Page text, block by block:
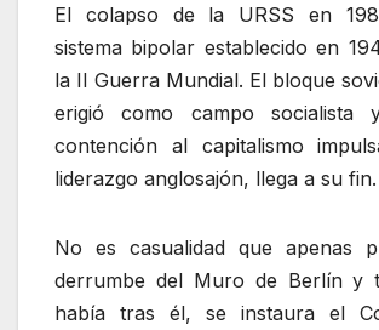
El colapso de la URSS en
sistema bipolar establecido en
la II Guerra Mundial. El bloque
erigió como campo socialista
contención al capitalismo
liderazgo anglosajón, llega a su fin.
No es casualidad que apenas
derrumbe del Muro de Berlín y
había tras él, se instaura el